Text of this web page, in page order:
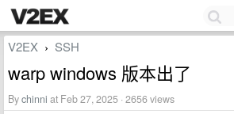
V2EX › SSH
warp windows 版本出了
Bychinni at Feb 27, 2025 · 2656 views